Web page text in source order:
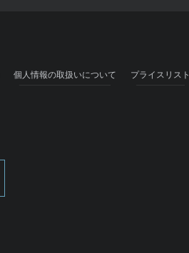
個人情報の取扱いについて プライスリスト